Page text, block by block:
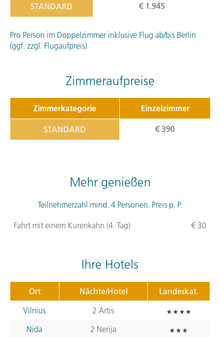
STANDARD € 1.945
Pro Person im Doppelzimmer inklusive Flug ab/bis Berlin
(ggf. zzgl. Flugaufpreis)
Zimmeraufpreise
Zimmerkategorie Einzelzimmer
STANDARD € 390
Mehr genießen
Teilnehmerzahl mind. 4 Personen. Preis p. P.
Fahrt mit einem Kurenkahn (4. Tag) € 30
Ihre Hotels
Ort Nächte/Hotel
Landeskat.
Vilnius
2 Artis
Nida
2 Nerija